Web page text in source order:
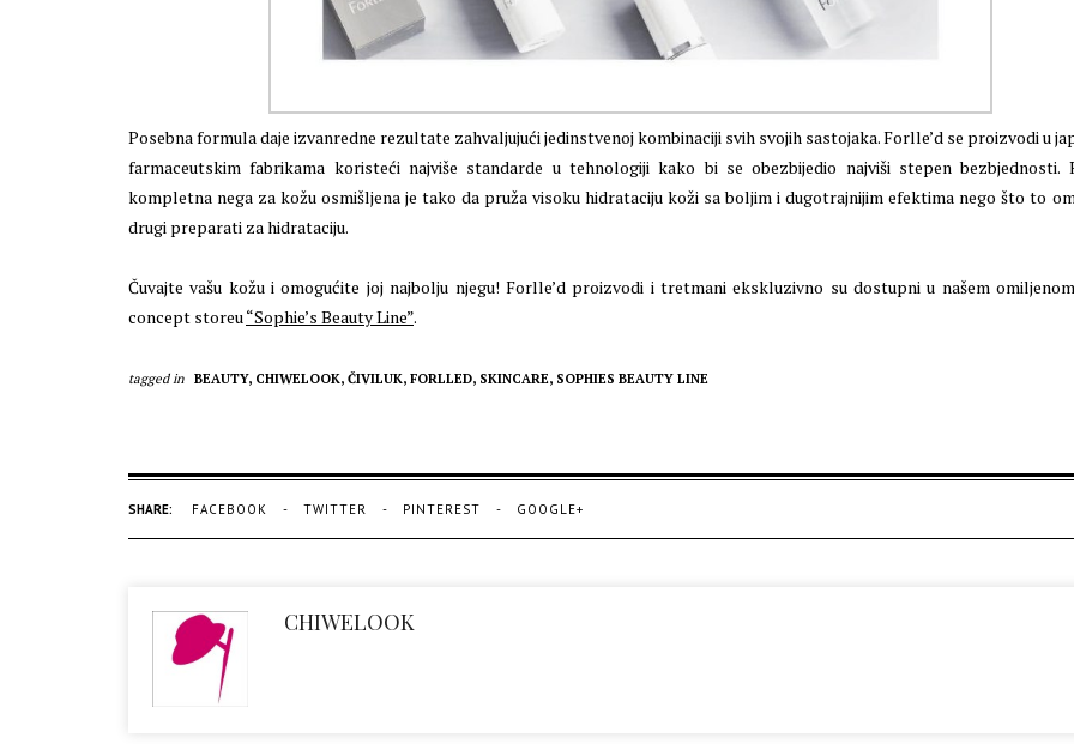
Posebna formula daje izvanredne rezultate zahvaljujući jedinstvenoj kombinaciji svih svojih sastojaka. Forlle’d se proizvodi u
farmaceutskim fabrikama koristeći najviše standarde u tehnologiji kako bi se obezbijedio najviši stepen bezbjednosti.
kompletna nega za kožu osmišljena je tako da pruža visoku hidrataciju koži sa boljim i dugotrajnijim efektima nego što to
drugi preparati za hidrataciju.
Čuvajte vašu kožu i omogućite joj najbolju njegu! Forlle’d proizvodi i tretmani ekskluzivno su dostupni u našem
concept storeu“Sophie’s Beauty Line”.
tagged in BEAUTY, CHIWELOOK, ČIVILUK, FORLLED, SKINCARE, SOPHIES BEAUTY LINE
SHARE: FACEBOOK TWITTER PINTEREST GOOGLE+
CHIWELOOK